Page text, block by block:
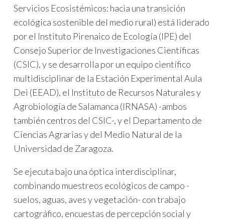
Servicios Ecosistémicos: hacia una transición
ecológica sostenible del medio rural) está liderado
por el Instituto Pirenaico de Ecología (IPE) del
Consejo Superior de Investigaciones Científicas
(CSIC), y se desarrolla por un equipo científico
multidisciplinar de la Estación Experimental Aula
Dei (EEAD), el Instituto de Recursos Naturales y
Agrobiología de Salamanca (IRNASA) -ambos
también centros del CSIC-, y el Departamento de
Ciencias Agrarias y del Medio Natural de la
Universidad de Zaragoza.
Se ejecuta bajo una óptica interdisciplinar,
combinando muestreos ecológicos de campo -
suelos, aguas, aves y vegetación- con trabajo
cartográfico, encuestas de percepción social y